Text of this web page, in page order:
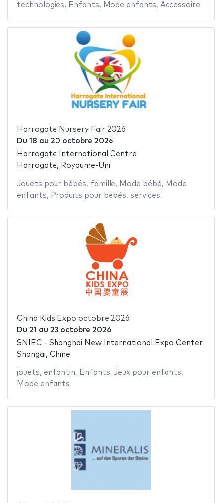
technologies, Enfants, Mode enfants, Accessoire
Harrogate Nursery Fair 2026
Du 18 au 20 octobre 2026
Harrogate International Centre
Harrogate, Royaume-Uni
Jouets pour bébés, famille, Mode bébé, Mode
enfants, Produits pour bébés, services
China Kids Expo octobre 2026
Du 21 au 23 octobre 2026
SNIEC - Shanghai New International Expo Center
Shangai, Chine
jouets, enfantin, Enfants, Jeux pour enfants,
Mode enfants